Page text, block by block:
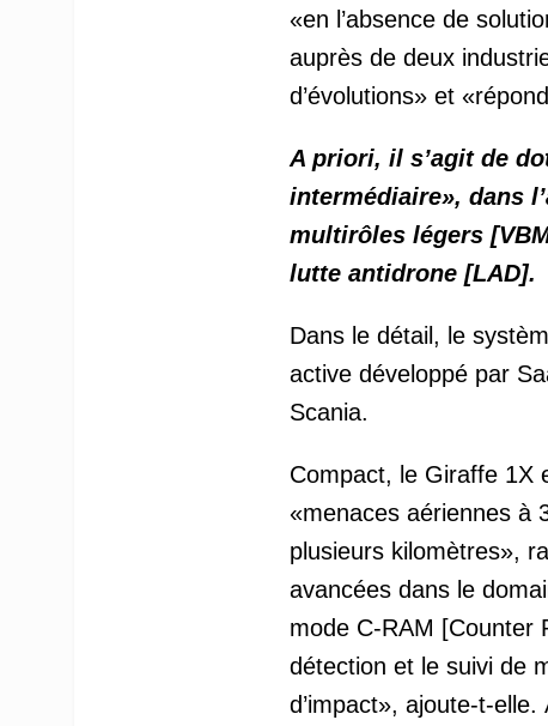
«en l’absence de
auprès de deux
d’évolutions» et
A priori, il s’agit de
intermédiaire», dans
multirôles légers
lutte antidrone [LAD].
Dans le détail, le
active développé par
Scania.
Compact, le Giraffe 1X
«menaces aériennes à
plusieurs kilomètres»,
avancées dans le
mode C-RAM [Counter
détection et le suivi de
d’impact», ajoute-t-elle.